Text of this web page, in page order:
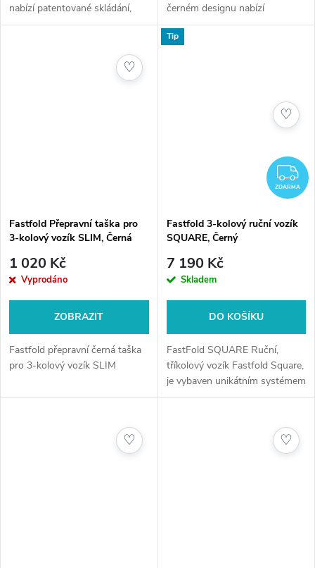
nabízí patentované skládání,
snadné manévrování a pevnou
černém designu nabízí
patentované skládání, stabilitu a
lehkost. Váha 6,7 kg, držáky a
Fastfold Přepravní taška pro
3-kolový vozík SLIM, Černá
1 020 Kč
Vyprodáno
ZOBRAZIT
Fastfold přepravní černá taška
pro 3-kolový vozík SLIM
♡
Tip
ZDARMA
Fastfold 3-kolový ruční vozík
SQUARE, Černý
7 190 Kč
Skladem
DO KOŠÍKU
FastFold SQUARE Ruční,
tříkolový vozík Fastfold Square,
je vybaven unikátním systémem
Click - Držák bagu, který
horní části bagu a před hrou...
♡
♡ ♡